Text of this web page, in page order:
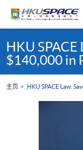
content
startHKU SPACE
$140,000 in
主页 HKU SPACE Law: